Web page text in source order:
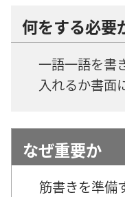
何をする必要
一語一語を書
入れるか書面
なぜ重要か
筋書きを準備